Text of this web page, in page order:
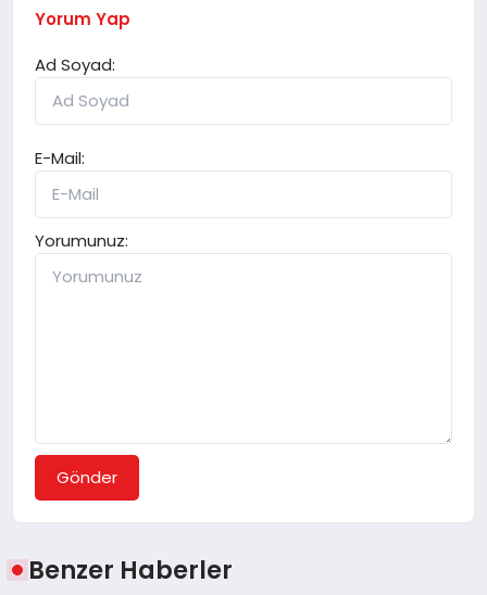
Yorum Yap
Ad Soyad:
E-Mail:
Yorumunuz:
Gönder
Benzer Haberler